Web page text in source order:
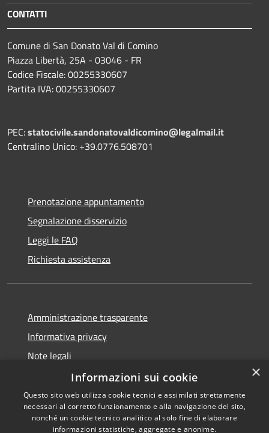
CONTATTI
Comune di San Donato Val di Comino
Piazza Libertà, 25A - 03046 - FR
Codice Fiscale: 00255330607
Partita IVA: 00255330607
PEC:statocivile.sandonatovaldicomino@legalmail.it
Centralino Unico: +39.0776.508701
Prenotazione appuntamento
Segnalazione disservizio
Leggi le FAQ
Richiesta assistenza
Amministrazione trasparente
Informativa privacy
Note legali
Dichiarazione di accessibilità
×
Informazioni sui cookie
Questo sito web utilizza cookie tecnici e assimilati strettamente
necessari al corretto funzionamento e alla navigazione del sito,
nonché un cookie tecnico analitico al solo fine di elaborare
informazioni statistiche, aggregate e anonime.